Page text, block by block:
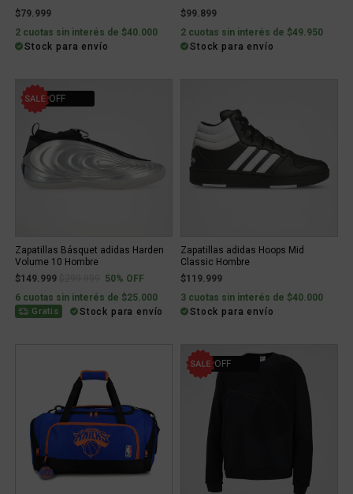
$79.999
2 cuotas sin interés de $40.000
Stock para envío
$99.899
2 cuotas sin interés de $49.950
Stock para envío
50% OFF
Zapatillas Básquet adidas Harden
Volume 10 Hombre
$149.999
Price reduced from
to50% OFF
6 cuotas sin interés de $25.000
Gratis Stock para envío
Zapatillas adidas Hoops Mid
Classic Hombre
$119.999
3 cuotas sin interés de $40.000
Stock para envío
20% OFF